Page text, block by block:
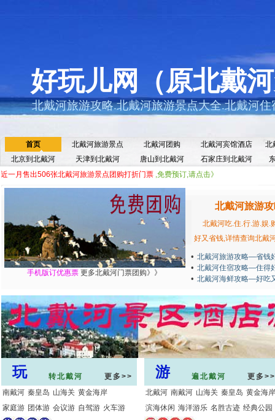
好玩儿网（原北戴
北戴河旅游攻略.北戴河旅游景点大全.北戴河
首页 北戴河旅游景点 北戴河团购 北戴河宾馆酒店
北
北京到北戴河
天津到北戴河 唐山到北戴河 石家庄到北戴河
近一月售出506张北戴河旅游景点团购打折门票 ,免费预订,请点击》
手机版订优惠票 更多北戴河门票团购》》
北戴河旅游
北戴河吃.住.行.游.娱.
好又省钱,详情查询北戴
• 北戴河旅游攻略—省钱
• 北戴河住宿攻略—住得
• 北戴河海鲜攻略—好吃
玩 转北戴河
更多>>
南戴河 秦皇岛 山海关 黄金海岸
家庭游 团体游 会议游 自驾游 火车游
游 遍北戴河
更多
北戴河 南戴河 山海关 秦皇岛 黄金海
滨海休闲 海洋游乐 名胜古迹 经典公园